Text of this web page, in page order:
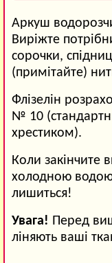
Аркуш
Виріжте
сорочки,
(примітайте)
Флізелін
№ 10
хрестиком).
Коли закінчите
холодною водою
лишиться!
Увага! Перед
ліняють ваші